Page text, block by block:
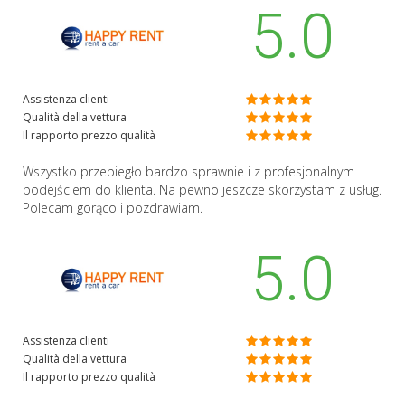
5.0
Assistenza clienti
Qualità della vettura
Il rapporto prezzo qualità
Wszystko przebiegło bardzo sprawnie i z profesjonalnym
podejściem do klienta. Na pewno jeszcze skorzystam z usług.
Polecam gorąco i pozdrawiam.
5.0
Assistenza clienti
Qualità della vettura
Il rapporto prezzo qualità